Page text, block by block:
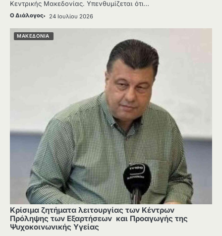
Κεντρικής Μακεδονίας. Υπενθυμίζεται ότι…
Ο Διάλογος 24 Ιουλίου 2026
ΜΑΚΕΔΟΝΙΑ
Κρίσιμα ζητήματα λειτουργίας των Κέντρων
Πρόληψης των Εξαρτήσεων και Προαγωγής της
Ψυχοκοινωνικής Υγείας